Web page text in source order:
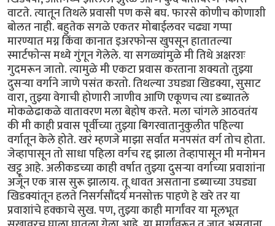
वाटते. त्यातून तिथले प्रवासी पण कसे बघ. फारसे कोणीच कोणाशी
बोलत नाही. बहुतेक सगळे एकतर मोबाईलवर चढ्या गप्पा
मारण्यात मग्न किंवा कानात इअरफोन्स खुपसून हातातल्या
स्मार्टफोन्स मध्ये गुंगून गेलेले. या सगळ्यांमुळे मी तिथे अक्षरशः
गुदमरून जातो. त्यामुळे मी एकटा प्रवास करताना शक्यतो तुझ्या
दुसऱ्या वर्गाने जाणे पसंत करतो. तिथल्या उघड्या खिडक्या, सुसाट
वारा, तुझ्या वेगाची होणारी जाणीव आणि एकूणच त्या डब्यातले
मोकळेढाकळे वातावरण मला बेहोष करते. मला चांगले आठवतंय
की मी काही प्रवास पूर्वीच्या तुझ्या बिगरवातानुकुलीत पहिल्या
वर्गातून केले होते. खरं म्हणजे माझा सर्वात मनपसंत वर्ग तोच होता.
जेव्हापासून तो साधा पहिला वर्गच रद्द झाला तेव्हापासून मी मनोमन
खट्टू आहे. अलीकडच्या काही वर्षात तुझ्या दुसऱ्या वर्गाच्या प्रवाशांना
अजून एक त्रास सुरू झालाय. तू धावत असताना डब्याच्या उघड्या
खिडक्यांतून हलते निसर्गसौंदर्य मनसोक्त पाहणे हे खरे तर या
प्रवाशांचे हक्काचे सुख. पण, तुझ्या काही मार्गांवर या मूलभूत